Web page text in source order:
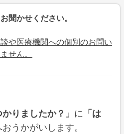
聞かせください。
や医療機関への個別のお問い
せん。
りましたか？」 に 「は
うかがいします。